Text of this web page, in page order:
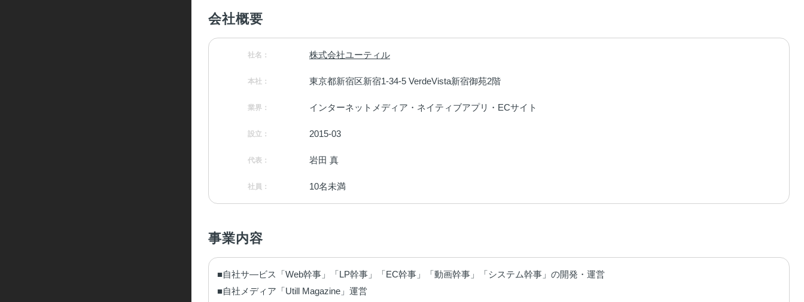
会社概要
社名： 株式会社ユーティル
本社： 東京都新宿区新宿1-34-5 VerdeVista新宿御苑2階
業界： インターネットメディア・ネイティブアプリ・ECサイト
設立： 2015-03
代表： 岩田 真
社員： 10名未満
事業内容
■自社サ―ビス「Web幹事」「LP幹事」「EC幹事」「動画幹事」「システム幹事」の開発・運営
■自社メディア「Utill Magazine」運営